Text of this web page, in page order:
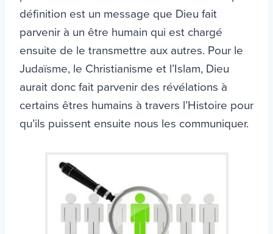
définition est un message que Dieu fait
parvenir à un être humain qui est chargé
ensuite de le transmettre aux autres. Pour le
Judaïsme, le Christianisme et l’Islam, Dieu
aurait donc fait parvenir des révélations à
certains êtres humains à travers l’Histoire pour
qu’ils puissent ensuite nous les communiquer.